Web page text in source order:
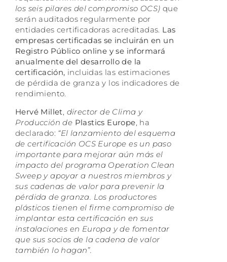
los seis pilares del compromiso OCS) que
serán auditados regularmente por
entidades certificadoras acreditadas. Las
empresas certificadas se incluirán en un
Registro Público online y se informará
anualmente del desarrollo de la
certificación, incluidas las estimaciones
de pérdida de granza y los indicadores de
rendimiento.
Hervé Millet director de Clima y
Producción de Plastics Europe , ha
declarado: “El lanzamiento del esquema
de certificación OCS Europe es un paso
importante para mejorar aún más el
impacto del programa Operation Clean
Sweep y apoyar a nuestros miembros y
sus cadenas de valor para prevenir la
pérdida de granza. Los productores
plásticos tienen el firme compromiso de
implantar esta certificación en sus
instalaciones en Europa y de fomentar
que sus socios de la cadena de valor
también lo hagan”.